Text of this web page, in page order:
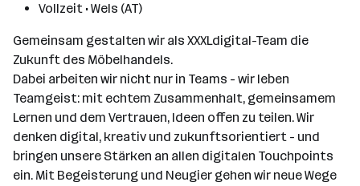
Vollzeit • Wels (AT)
Gemeinsam gestalten wir als XXXLdigital-Team die
Zukunft des Möbelhandels.
Dabei arbeiten wir nicht nur in Teams - wir leben
Teamgeist: mit echtem Zusammenhalt, gemeinsamem
Lernen und dem Vertrauen, Ideen offen zu teilen. Wir
denken digital, kreativ und zukunftsorientiert - und
bringen unsere Stärken an allen digitalen Touchpoints
ein. Mit Begeisterung und Neugier gehen wir neue Wege